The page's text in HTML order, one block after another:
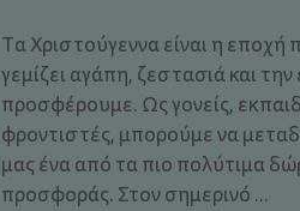
Τα Χριστούγεννα είναι η εποχή
γεμίζει αγάπη, ζεστασιά και
προσφέρουμε. Ως γονείς,
φροντιστές, μπορούμε να
μας ένα από τα πιο πολύτιμα
προσφοράς. Στον σημερινό ...